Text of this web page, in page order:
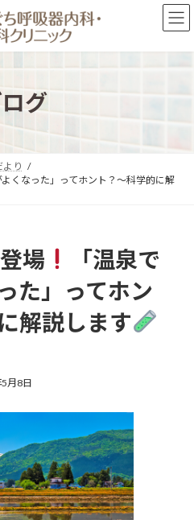
グ
より
よくなった」ってホント？～科学的に解
場
「温泉で
た」ってホン
解説します
月8日